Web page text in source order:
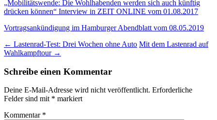
„Mobilitätswende: Die Wohlhabenden werden sich auch künftig
drücken können“ Interview in ZEIT ONLINE vom 01.08.2017
Vortragsankündigung im Hamburger Abendblatt vom 08.05.2019
Beitragsnavigation
← Lastenrad-Test: Drei Wochen ohne Auto Mit dem Lastenrad auf
Wahlkampftour →
Schreibe einen Kommentar
Deine E-Mail-Adresse wird nicht veröffentlicht. Erforderliche
Felder sind mit * markiert
Kommentar *